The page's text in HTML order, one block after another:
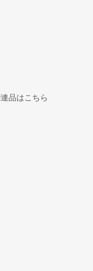
品はこちら